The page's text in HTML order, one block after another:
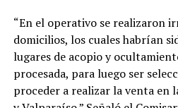
“En el operativo se realizaron
domicilios, los cuales habrían
lugares de acopio y
procesada, para luego ser
proceder a realizar la venta en